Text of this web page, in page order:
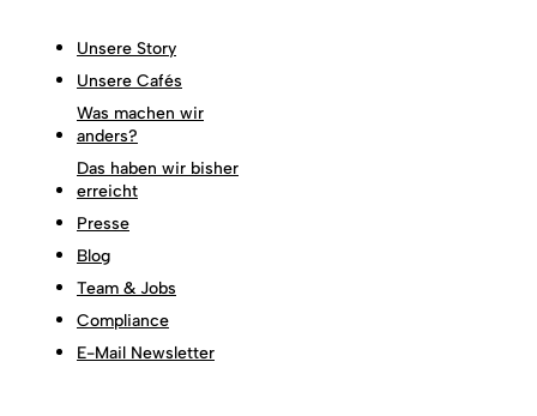
Unsere Story
Unsere Cafés
Was machen wir
anders?
Das haben wir bisher
erreicht
Presse
Blog
Team & Jobs
Compliance
E-Mail Newsletter